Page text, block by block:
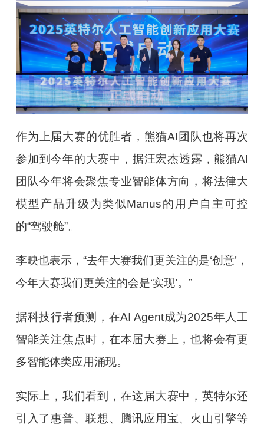
作为上届大赛的优胜者，熊猫AI团队也将再次
参加到今年的大赛中，据汪宏杰透露，熊猫AI
团队今年将会聚焦专业智能体方向，将法律大
模型产品升级为类似Manus的用户自主可控
的“驾驶舱”。
李映也表示，“去年大赛我们更关注的是‘创意’，
今年大赛我们更关注的会是‘实现’。”
据科技行者预测，在AI Agent成为2025年人工
智能关注焦点时，在本届大赛上，也将会有更
多智能体类应用涌现。
实际上，我们看到，在这届大赛中，英特尔还
引入了惠普、联想、腾讯应用宝、火山引擎等